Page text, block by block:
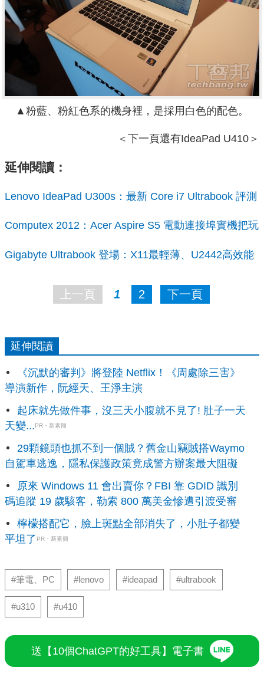
▲粉藍、粉紅色系的機身裡，是採用白色的配色。
＜下一頁還有IdeaPad U410＞
延伸閱讀：
Lenovo IdeaPad U300s：最新 Core i7 Ultrabook 評測
Computex 2012：Acer Aspire S5 電動連接埠實機把玩
Gigabyte Ultrabook 登場：X11最輕薄、U2442高效能
上一頁 1 2 下一頁
延伸閱讀
《沉默的審判》將登陸 Netflix！《周處除三害》
導演新作，阮經天、王淨主演
起床就先做件事，沒三天小腹就不見了! 肚子一天
天變...PR・新素簡
29顆鏡頭也抓不到一個賊？舊金山竊賊搭Waymo
自駕車逃逸，隱私保護政策竟成警方辦案最大阻礙
原來 Windows 11 會出賣你？FBI 靠 GDID 識別
碼追蹤 19 歲駭客，勒索 800 萬美金慘遭引渡受審
檸檬搭配它，臉上斑點全部消失了，小肚子都變
平坦了 PR・新素簡
#筆電、PC #lenovo #ideapad #ultrabook
#u310 #u410
送【10個ChatGPT的好工具】電子書